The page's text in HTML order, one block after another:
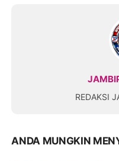
REDAKSI
ANDA MUNGKIN